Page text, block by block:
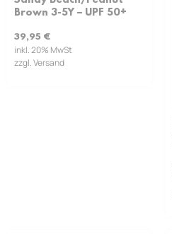
Brown 3-5Y – UPF 50+
39,95 €
inkl. 20% MwSt
zzgl. Versand